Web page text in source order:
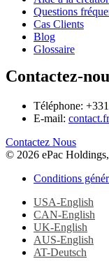
Questions
Cas Clients
Blog
Glossaire
Contactez-
Téléphone:
E-mail:
facebook
youtube
linkedin
instagram
Contactez Nous
© 2026 ePac
Conditions
USA-English
CAN-English
UK-English
AUS-English
AT-Deutsch